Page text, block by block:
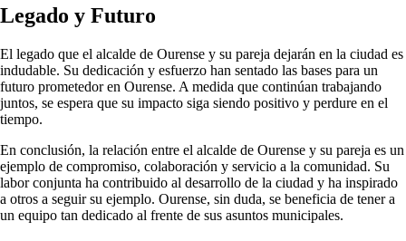
Legado y Futuro
El legado que el alcalde de Ourense y su pareja dejarán en la ciudad es
indudable. Su dedicación y esfuerzo han sentado las bases para un
futuro prometedor en Ourense. A medida que continúan trabajando
juntos, se espera que su impacto siga siendo positivo y perdure en el
tiempo.
En conclusión, la relación entre el alcalde de Ourense y su pareja es un
ejemplo de compromiso, colaboración y servicio a la comunidad. Su
labor conjunta ha contribuido al desarrollo de la ciudad y ha inspirado
a otros a seguir su ejemplo. Ourense, sin duda, se beneficia de tener a
un equipo tan dedicado al frente de sus asuntos municipales.